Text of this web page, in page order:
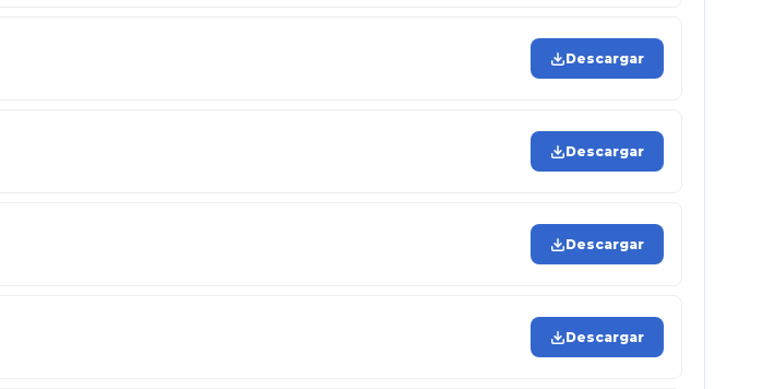
Descargar
Descargar
Descargar
Descargar